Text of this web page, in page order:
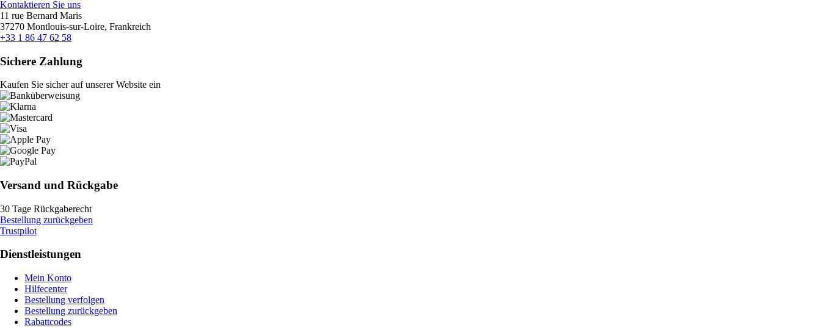
Kontaktieren Sie uns
11 rue Bernard Maris
37270 Montlouis-sur-Loire, Frankreich
+33 1 86 47 62 58
Sichere Zahlung
Kaufen Sie sicher auf unserer Website ein
Versand und Rückgabe
30 Tage Rückgaberecht
Bestellung zurückgeben
Trustpilot
Dienstleistungen
Mein Konto
Hilfecenter
Bestellung verfolgen
Bestellung zurückgeben
Rabattcodes